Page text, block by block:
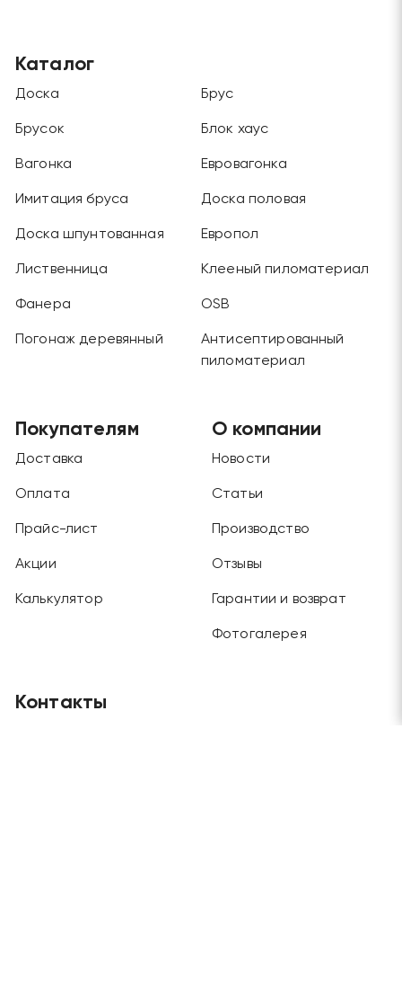
Каталог
Доска Брус
Брусок Блок хаус
Вагонка Евровагонка
Имитация бруса Доска половая
Доска шпунтованная Европол
Лиственница Клееный пиломатериал
Фанера OSB
Погонаж деревянный
Антисептированный
пиломатериал
Покупателям
Доставка
Оплата
Прайс-лист
Акции
Калькулятор
О компании
Новости
Статьи
Производство
Отзывы
Гарантии и возврат
Фотогалерея
Контакты